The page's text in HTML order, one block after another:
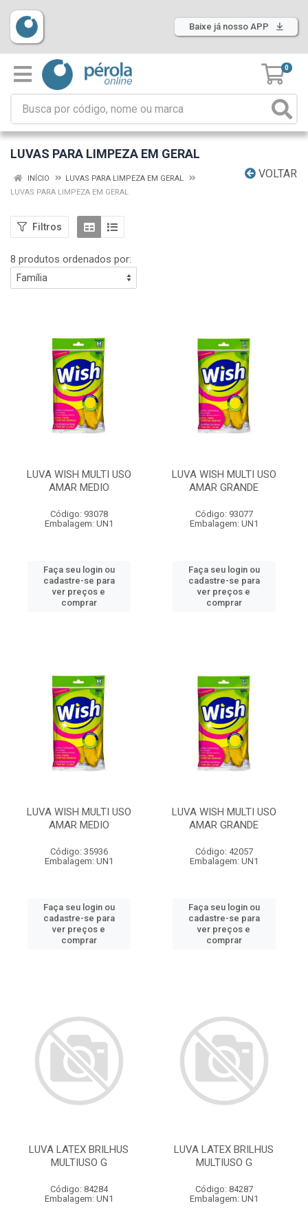
Baixe já nosso APP
0
LUVAS PARA LIMPEZA EM GERAL
VOLTAR
INÍCIO
LUVAS PARA LIMPEZA EM GERAL
LUVAS PARA LIMPEZA EM GERAL
Filtros
8 produtos ordenados por:
LUVA WISH MULTI USO
AMAR MEDIO
Código: 93078
Embalagem: UN1
Faça seu login ou
cadastre-se para
ver preços e
comprar
LUVA WISH MULTI USO
AMAR GRANDE
Código: 93077
Embalagem: UN1
Faça seu login ou
cadastre-se para
ver preços e
comprar
LUVA WISH MULTI USO
AMAR MEDIO
Código: 35936
Embalagem: UN1
Faça seu login ou
cadastre-se para
ver preços e
comprar
LUVA WISH MULTI USO
AMAR GRANDE
Código: 42057
Embalagem: UN1
Faça seu login ou
cadastre-se para
ver preços e
comprar
LUVA LATEX BRILHUS
MULTIUSO G
Código: 84284
Embalagem: UN1
LUVA LATEX BRILHUS
MULTIUSO G
Código: 84287
Embalagem: UN1